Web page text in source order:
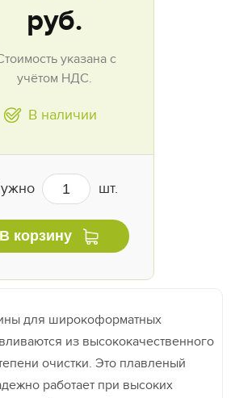
руб.
указана с
учётом НДС.
В наличии
шт.
В корзину
для широкоформатных
из высококачественного
очистки. Это плавленый
работает при высоких